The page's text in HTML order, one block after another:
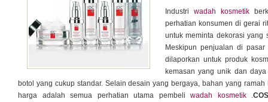
Industri wadah kosmetik
perhatian konsumen di gerai
untuk meminta dekorasi yang
Meskipun penjualan di
dilaporkan untuk produk
kemasan yang unik dan
botol yang cukup standar. Selain desain yang bergaya, bahan yang
harga adalah semua perhatian utama pembeli wadah kosmetik .